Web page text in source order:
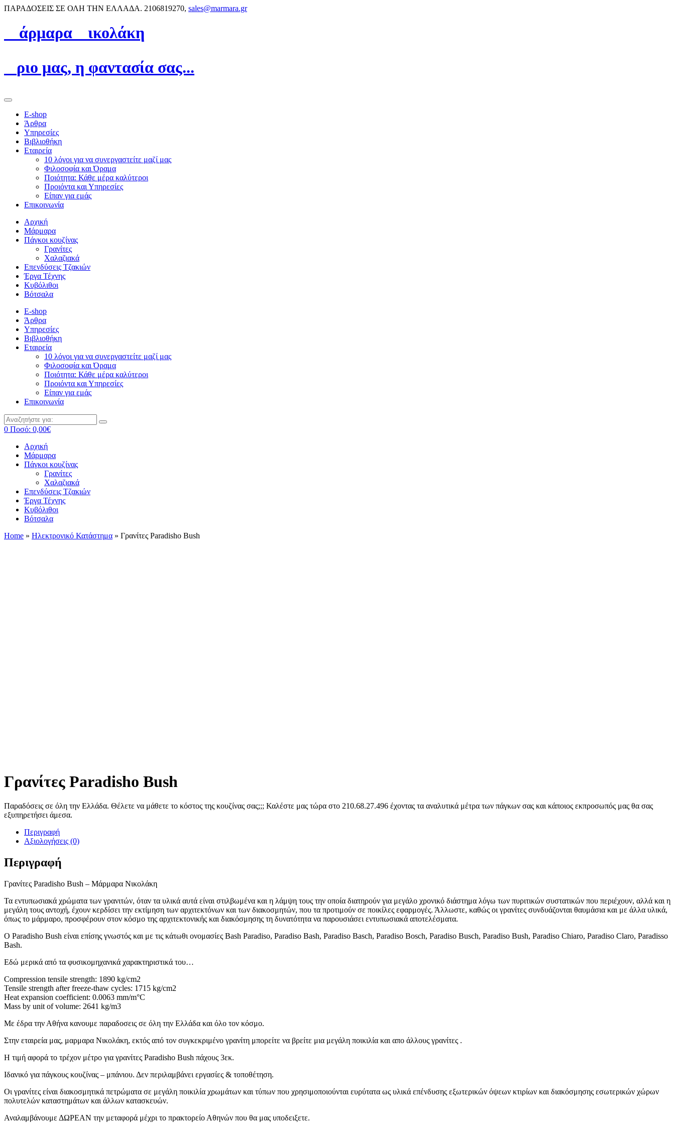
ΠΑΡΑΔΟΣΕΙΣ ΣΕ ΟΛΗ ΤΗΝ ΕΛΛΑΔΑ. 2106819270, sales@marmara.gr
άρμαρα
ικολάκη
ριο μας, η φαντασία σας...
E-shop
Άρθρα
Υπηρεσίες
Βιβλιοθήκη
Εταιρεία
10 λόγοι για να συνεργαστείτε μαζί μας
Φιλοσοφία και Όραμα
Ποιότητα: Κάθε μέρα καλύτεροι
Προιόντα και Υπηρεσίες
Είπαν για εμάς
Επικοινωνία
Αρχική
Μάρμαρα
Πάγκοι κουζίνας
Γρανίτες
Χαλαζιακά
Επενδύσεις Τζακιών
Έργα Τέχνης
Κυβόλιθοι
Βότσαλα
E-shop
Άρθρα
Υπηρεσίες
Βιβλιοθήκη
Εταιρεία
10 λόγοι για να συνεργαστείτε μαζί μας
Φιλοσοφία και Όραμα
Ποιότητα: Κάθε μέρα καλύτεροι
Προιόντα και Υπηρεσίες
Είπαν για εμάς
Επικοινωνία
0 Ποσό: 0,00€
Αρχική
Μάρμαρα
Πάγκοι κουζίνας
Γρανίτες
Χαλαζιακά
Επενδύσεις Τζακιών
Έργα Τέχνης
Κυβόλιθοι
Βότσαλα
Home » Ηλεκτρονικό Κατάστημα » Γρανίτες Paradisho Bush
Γρανίτες Paradisho Bush
Παραδόσεις σε όλη την Ελλάδα. Θέλετε να μάθετε το κόστος της κουζίνας σας;;; Καλέστε μας τώρα στο 210.68.27.496 έχοντας τα αναλυτικά μέτρα των πάγκων σας και κάποιος εκπροσωπός μας θα σας
εξυπηρετήσει άμεσα.
Περιγραφή
Αξιολογήσεις (0)
Περιγραφή
Γρανίτες Paradisho Bush – Μάρμαρα Νικολάκη
Τα εντυπωσιακά χρώματα των γρανιτών, όταν τα υλικά αυτά είναι στιλβωμένα και η λάμψη τους την οποία διατηρούν για μεγάλο χρονικό διάστημα λόγω των πυριτικών συστατικών που περιέχουν, αλλά και η
μεγάλη τους αντοχή, έχουν κερδίσει την εκτίμηση των αρχιτεκτόνων και των διακοσμητών, που τα προτιμούν σε ποικίλες εφαρμογές. Άλλωστε, καθώς οι γρανίτες συνδυάζονται θαυμάσια και με άλλα υλικά,
όπως το μάρμαρο, προσφέρουν στον κόσμο της αρχιτεκτονικής και διακόσμησης τη δυνατότητα να παρουσιάσει εντυπωσιακά αποτελέσματα.
O Paradisho Bush είναι επίσης γνωστός και με τις κάτωθι ονομασίες Bash Paradiso, Paradiso Bash, Paradiso Basch, Paradiso Bosch, Paradiso Busch, Paradiso Bush, Paradiso Chiaro, Paradiso Claro, Paradisso
Bash.
Εδώ μερικά από τα φυσικομηχανικά χαρακτηριστικά του…
Compression tensile strength: 1890 kg/cm2
Tensile strength after freeze-thaw cycles: 1715 kg/cm2
Heat expansion coefficient: 0.0063 mm/m°C
Mass by unit of volume: 2641 kg/m3
Με έδρα την Αθήνα κανουμε παραδοσεις σε όλη την Ελλάδα και όλο τον κόσμο.
Στην εταιρεία μας, μαρμαρα Νικολάκη, εκτός από τον συγκεκριμένο γρανίτη μπορείτε να βρείτε μια μεγάλη ποικιλία και απο άλλους γρανίτες .
Η τιμή αφορά το τρέχον μέτρο για γρανίτες Paradisho Bush πάχους 3εκ.
Ιδανικό για πάγκους κουζίνας – μπάνιου. Δεν περιλαμβάνει εργασίες & τοποθέτηση.
Οι γρανίτες είναι διακοσμητικά πετρώματα σε μεγάλη ποικιλία χρωμάτων και τύπων που χρησιμοποιούνται ευρύτατα ως υλικά επένδυσης εξωτερικών όψεων κτιρίων και διακόσμησης εσωτερικών χώρων
πολυτελών καταστημάτων και άλλων κατασκευών.
Αναλαμβάνουμε ΔΩΡΕΑΝ την μεταφορά μέχρι το πρακτορείο Αθηνών που θα μας υποδειξετε.